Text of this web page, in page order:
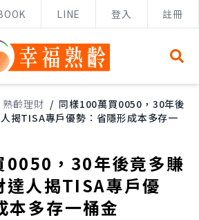
LINE 登入 註冊
熟齡理財 / 同樣100萬買0050，30年後
揭TISA專戶優勢：省隱形成本多存一
0050，30年後竟多賺
人揭TISA專戶優
本多存一桶金